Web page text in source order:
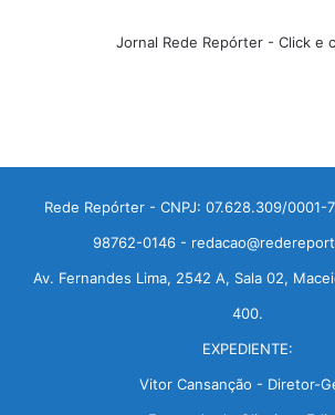
Jornal Rede Repórter - Click e
Rede Repórter - CNPJ: 07.628.309/
98762-0146 -
Av. Fernandes Lima, 2542 A, Sala 02,
400.
EXPEDIENTE:
Vitor Cansanção - Diretor-